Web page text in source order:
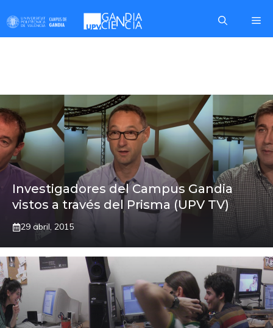
contenido
Investigadores del Campus Gandia
vistos a través del Prisma (UPV TV)
29 abril, 2015